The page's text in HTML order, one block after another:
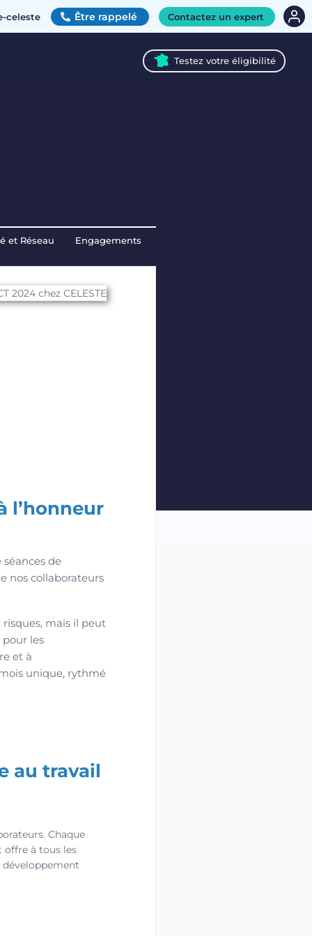
celeste Être rappelé Contactez un expert
Testez votre éligibilité
et Réseau Engagements
l’honneur
séances de
nos collaborateurs
mais il peut
les
et à
unique, rythmé
au travail
Chaque
offre à tous les
développement